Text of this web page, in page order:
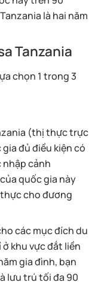
là hai năm
Tanzania
chọn 1 trong 3
(thị thực trực
đủ điều kiện có
nhập cảnh
quốc gia này
cho đương
các mục đích du
khu vực đắt liền
gia đình, bạn
lưu trú tối đa 90